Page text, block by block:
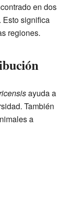
en dos
Esto significa
regiones.
ayuda a
También
a